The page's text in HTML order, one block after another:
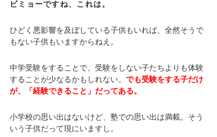
ビミョーですね、これは。
ひどく悪影響を及ぼしている子供もいれば、全然そうで
もない子供もいますからねえ。
中学受験をすることで、受験をしない子たちよりも体験
することが少なるかもしれない。 でも受験をする子だけ
が、「経験できること」だってある。
小学校の思い出はないけど、塾での思い出は満載。そう
いう子供だって現にいますし。